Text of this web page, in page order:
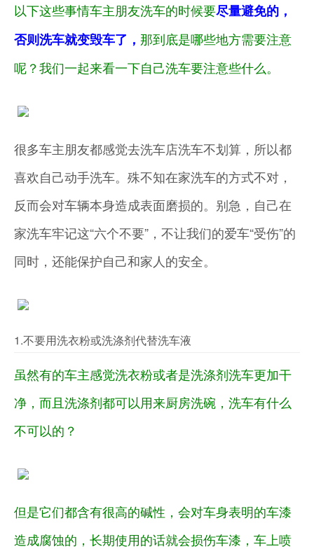
以下这些事情车主朋友洗车的时候要尽量避免的，
否则洗车就变毁车了， 那到底是哪些地方需要注意
呢？我们一起来看一下自己洗车要注意些什么。
很多车主朋友都感觉去洗车店洗车不划算，所以都
喜欢自己动手洗车。殊不知在家洗车的方式不对，
反而会对车辆本身造成表面磨损的。别急，自己在
家洗车牢记这“六个不要”，不让我们的爱车“受伤”的
同时，还能保护自己和家人的安全。
1.不要用洗衣粉或洗涤剂代替洗车液
虽然有的车主感觉洗衣粉或者是洗涤剂洗车更加干
净，而且洗涤剂都可以用来厨房洗碗，洗车有什么
不可以的？
但是它们都含有很高的碱性，会对车身表明的车漆
造成腐蚀的，长期使用的话就会损伤车漆，车上喷